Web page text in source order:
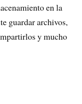
en la
guardar archivos,
y mucho